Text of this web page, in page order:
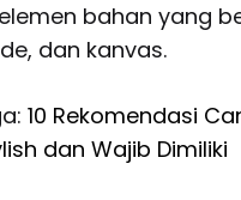
bahan yang
dan kanvas.
10 Rekomendasi
dan Wajib Dimiliki